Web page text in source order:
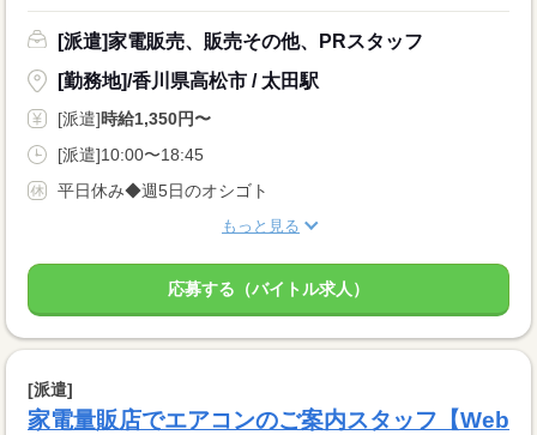
[派遣]家電販売、販売その他、PRスタッフ
[勤務地]/香川県高松市 / 太田駅
[派遣]時給1,350円〜
[派遣]10:00〜18:45
平日休み◆週5日のオシゴト
もっと見る
応募する（バイトル求人）
[派遣]
家電量販店でエアコンのご案内スタッフ【Web